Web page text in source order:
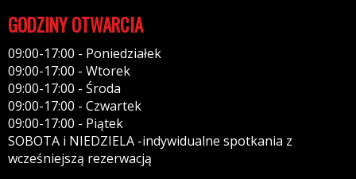
GODZINY OTWARCIA
09:00-17:00 - Poniedziałek
09:00-17:00 - Wtorek
09:00-17:00 - Środa
09:00-17:00 - Czwartek
09:00-17:00 - Piątek
SOBOTA i NIEDZIELA -indywidualne spotkania z
wcześniejszą rezerwacją